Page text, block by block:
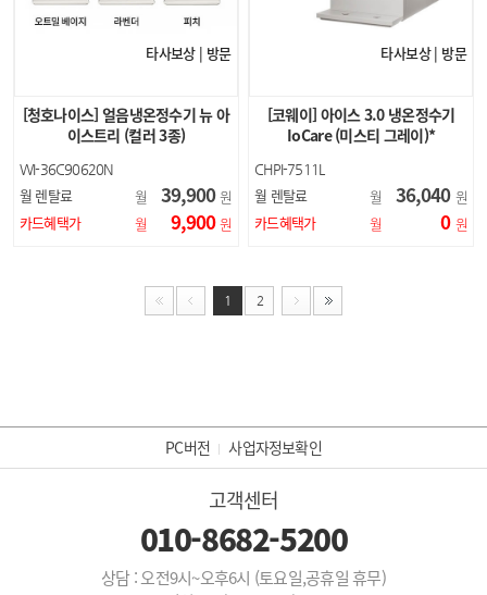
타사보상 | 방문
[청호나이스] 얼음냉온정수기 뉴 아
이스트리 (컬러 3종)
WI-36C90620N
월 렌탈료 월 39,900 원
카드혜택가
월 9,900 원
타사보상 | 방문
[코웨이] 아이스 3.0 냉온정수기
IoCare (미스티 그레이)*
CHPI-7511L
월 렌탈료 월 36,040 원
카드혜택가
월 0 원
1 2
PC버전 사업자정보확인
고객센터
010-8682-5200
상담 : 오전9시~오후6시 (토요일,공휴일 휴무)